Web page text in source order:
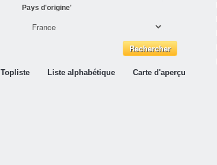
Pays d'origine'
Topliste Liste alphabétique Carte d'aperçu